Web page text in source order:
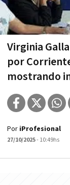
Virginia
por
mostrando
Por iProfesional
27/10/2025- 10:49hs